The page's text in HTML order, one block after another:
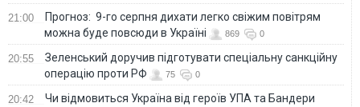
21:00
Прогноз: 9-го серпня дихати легко свіжим повітрям
можна буде повсюди в Україні
869 0
20:55
Зеленський доручив підготувати спеціальну санкційну
операцію проти РФ
75 0
20:42
Чи відмовиться Україна від героїв УПА та Бандери